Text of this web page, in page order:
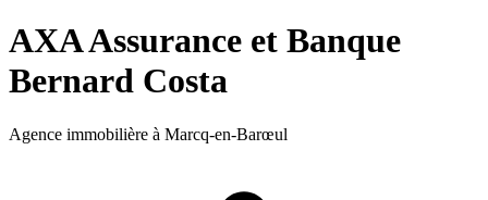
AXA Assurance et Banque
Bernard Costa
Agence immobilière à Marcq-en-Barœul